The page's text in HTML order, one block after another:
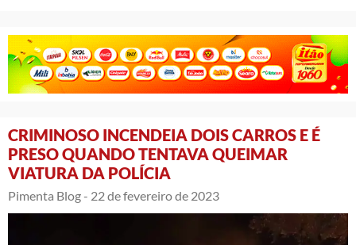
CRIMINOSO INCENDEIA DOIS CARROS E É
PRESO QUANDO TENTAVA QUEIMAR
VIATURA DA POLÍCIA
Pimenta Blog - 22 de fevereiro de 2023